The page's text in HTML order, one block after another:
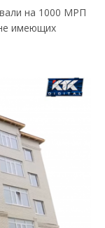
на 1000 МРП
имеющих